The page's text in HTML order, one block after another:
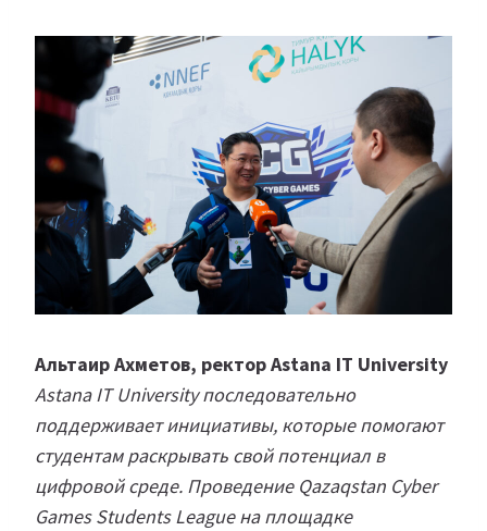
Альтаир Ахметов, ректор Astana IT University
Astana IT University последовательно
поддерживает инициативы, которые помогают
студентам раскрывать свой потенциал в
цифровой среде. Проведение Qazaqstan Cyber
Games Students League на площадке